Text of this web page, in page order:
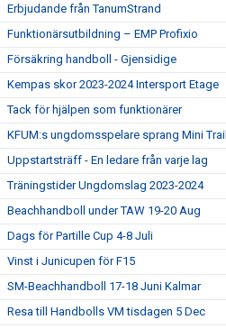
Erbjudande från TanumStrand
Funktionärsutbildning – EMP Profixio
Försäkring handboll - Gjensidige
Kempas skor 2023-2024 Intersport Etage
Tack för hjälpen som funktionärer
KFUM:s ungdomsspelare sprang Mini Trail
Uppstartsträff - En ledare från varje lag
Träningstider Ungdomslag 2023-2024
Beachhandboll under TAW 19-20 Aug
Dags för Partille Cup 4-8 Juli
Vinst i Junicupen för F15
SM-Beachhandboll 17-18 Juni Kalmar
Resa till Handbolls VM tisdagen 5 Dec